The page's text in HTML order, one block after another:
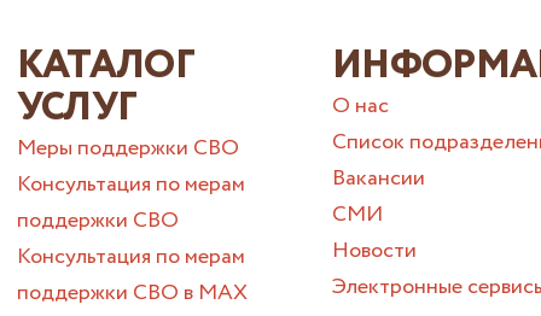
КАТАЛОГ
УСЛУГ
Меры поддержки СВО
Консультация по мерам
поддержки СВО
Консультация по мерам
поддержки СВО в МАХ
О нас
Список
Вакансии
СМИ
Новости
Электронные